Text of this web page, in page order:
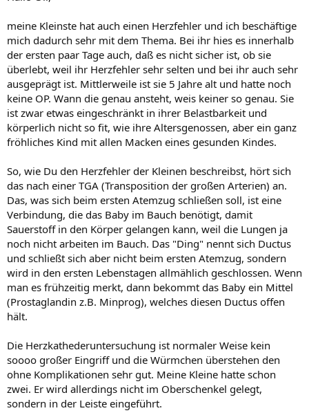
meine Kleinste hat auch einen Herzfehler und ich beschäftige
mich dadurch sehr mit dem Thema. Bei ihr hies es innerhalb
der ersten paar Tage auch, daß es nicht sicher ist, ob sie
überlebt, weil ihr Herzfehler sehr selten und bei ihr auch sehr
ausgeprägt ist. Mittlerweile ist sie 5 Jahre alt und hatte noch
keine OP. Wann die genau ansteht, weis keiner so genau. Sie
ist zwar etwas eingeschränkt in ihrer Belastbarkeit und
körperlich nicht so fit, wie ihre Altersgenossen, aber ein ganz
fröhliches Kind mit allen Macken eines gesunden Kindes.
So, wie Du den Herzfehler der Kleinen beschreibst, hört sich
das nach einer TGA (Transposition der großen Arterien) an.
Das, was sich beim ersten Atemzug schließen soll, ist eine
Verbindung, die das Baby im Bauch benötigt, damit
Sauerstoff in den Körper gelangen kann, weil die Lungen ja
noch nicht arbeiten im Bauch. Das "Ding" nennt sich Ductus
und schließt sich aber nicht beim ersten Atemzug, sondern
wird in den ersten Lebenstagen allmählich geschlossen. Wenn
man es frühzeitig merkt, dann bekommt das Baby ein Mittel
(Prostaglandin z.B. Minprog), welches diesen Ductus offen
hält.
Die Herzkathederuntersuchung ist normaler Weise kein
soooo großer Eingriff und die Würmchen überstehen den
ohne Komplikationen sehr gut. Meine Kleine hatte schon
zwei. Er wird allerdings nicht im Oberschenkel gelegt,
sondern in der Leiste eingeführt.